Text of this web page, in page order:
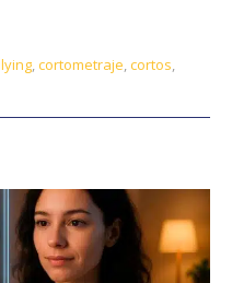
,cortometraje,cortos,